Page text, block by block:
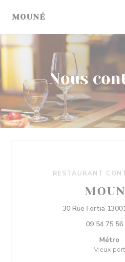
MOUNÉ
Nous
RESTAURANT
30 Rue Fortia
09 54 75 56
Métro
Vieux port